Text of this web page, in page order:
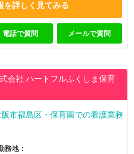
を詳しく見てみる
電話で質問 メールで質問
会社ハートフルふくしま保育
市福島区・保育園での看護業務
務地：